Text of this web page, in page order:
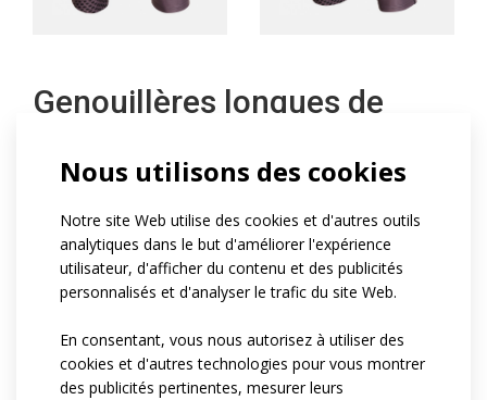
Nous utilisons des cookies
Notre site Web utilise des cookies et d'autres outils
analytiques dans le but d'améliorer l'expérience
utilisateur, d'afficher du contenu et des publicités
personnalisés et d'analyser le trafic du site Web.
En consentant, vous nous autorisez à utiliser des
cookies et d'autres technologies pour vous montrer
des publicités pertinentes, mesurer leurs
Genouillères longues de
Long knee warmers are anatomically shaped, made
from two elastic materials and have silicone thigh
grippers. Front part is from warm and breathable
Roubaix material, the back part (under knee area) is
the warmers is raised to the upper half of the thigh. Flat
seams for better comfort. Distinct reflective details.